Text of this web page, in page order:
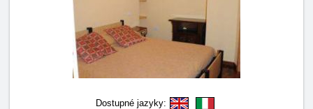
Dostupné jazyky: